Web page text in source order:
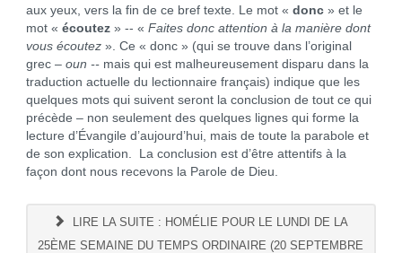
aux yeux, vers la fin de ce bref texte. Le mot « donc» et le
mot « écoutez» -- « Faites donc attention à la manière dont
vous écoutez». Ce « donc » (qui se trouve dans l’original
grec – oun -- mais qui est malheureusement disparu dans la
traduction actuelle du lectionnaire français) indique que les
quelques mots qui suivent seront la conclusion de tout ce qui
précède – non seulement des quelques lignes qui forme la
lecture d’Évangile d’aujourd’hui, mais de toute la parabole et
de son explication. La conclusion est d’être attentifs à la
façon dont nous recevons la Parole de Dieu.
LIRE LA SUITE : HOMÉLIE POUR LE LUNDI DE LA
25ÈME SEMAINE DU TEMPS ORDINAIRE (20 SEPTEMBRE